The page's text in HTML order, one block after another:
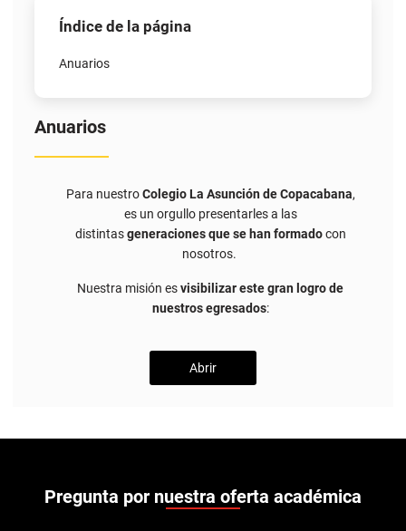
Índice de la página
Anuarios
Anuarios
Para nuestroColegio La Asunción de Copacabana,
es un orgullo presentarles a las
distintasgeneraciones que se han formadocon
nosotros.
Nuestra misión esvisibilizar este gran logro de
nuestros egresados:
Abrir
Pregunta por nuestra oferta académica